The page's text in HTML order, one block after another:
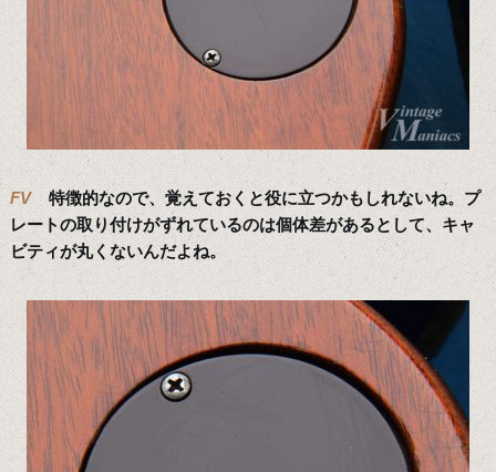
FV
特徴的なので、覚えておくと役に立つかもしれないね。プ
レートの取り付けがずれているのは個体差があるとして、キャ
ビティが丸くないんだよね。